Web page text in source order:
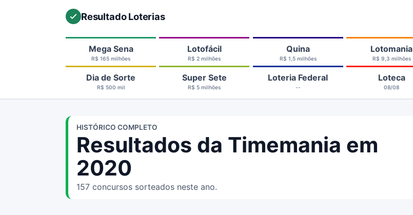
Resultado Loterias
Mega Sena
R$ 165 milhões
Lotofácil
R$ 2 milhões
Quina
R$ 1,5 milhões
Lotomania
R$ 9,3 milhões
Dia de Sorte
R$ 500 mil
Super Sete
R$ 5 milhões
Loteria Federal
--
Loteca
08/08
HISTÓRICO COMPLETO
Resultados da Timemania em
2020
157 concursos sorteados neste ano.